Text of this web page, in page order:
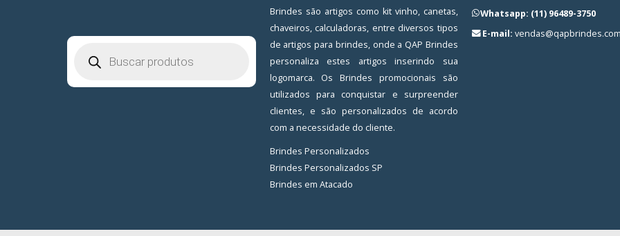
produtos
Brindes são artigos como kit vinho, canetas,
chaveiros, calculadoras, entre diversos tipos
de artigos para brindes, onde a QAP Brindes
personaliza estes artigos inserindo sua
logomarca. Os Brindes promocionais são
utilizados para conquistar e surpreender
clientes, e são personalizados de acordo
com a necessidade do cliente.
Brindes Personalizados
Brindes Personalizados SP
Brindes em Atacado
Whatsapp: (11) 96489-3750
E-mail: